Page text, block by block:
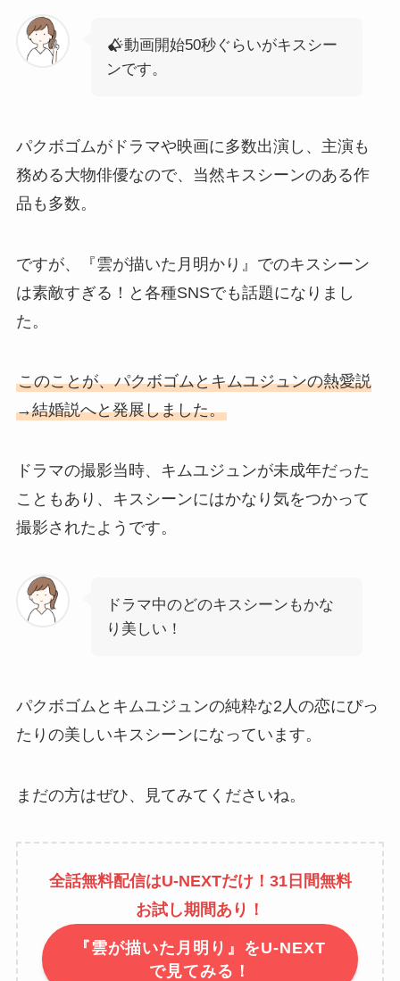
動画開始50秒ぐらいがキスシー
ンです。
パクボゴムがドラマや映画に多数出演し、主演も
務める大物俳優なので、当然キスシーンのある作
品も多数。
ですが、『雲が描いた月明かり』でのキスシーン
は素敵すぎる！と各種SNSでも話題になりまし
た。
このことが、パクボゴムとキムユジュンの熱愛説
→結婚説へと発展しました。
ドラマの撮影当時、キムユジュンが未成年だった
こともあり、キスシーンにはかなり気をつかって
撮影されたようです。
ドラマ中のどのキスシーンもかな
り美しい！
パクボゴムとキムユジュンの純粋な2人の恋にぴっ
たりの美しいキスシーンになっています。
まだの方はぜひ、見てみてくださいね。
全話無料配信はU-NEXTだけ！31日間無料
お試し期間あり！
『雲が描いた月明り』をU-NEXT
で見てみる！